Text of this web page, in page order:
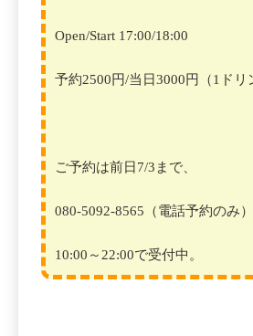
Open/Start 17:00/18:00
予約2500円/当日3000円（1ドリ
ご予約は前日7/3まで、
080-5092-8565（電話予約のみ）
10:00～22:00で受付中。